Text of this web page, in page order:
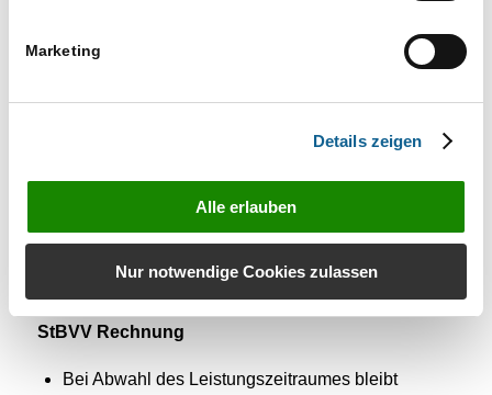
Marketing
Details zeigen
Alle erlauben
Nur notwendige Cookies zulassen
Rechnung RVG
Die Auswahl und Sortierung von Nr. 3309 VV
Kostenfestsetzungsanträge
StBVV Rechnung
Bei Abwahl des Leistungszeitraumes bleibt